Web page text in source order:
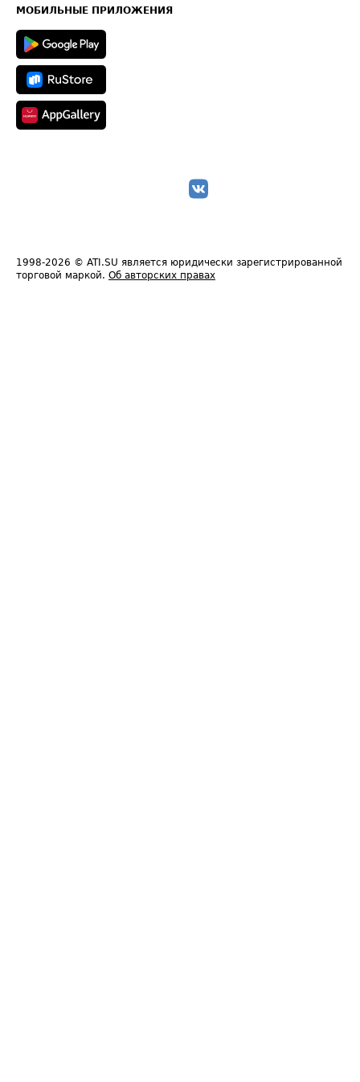
Техническая информация
МОБИЛЬНЫЕ ПРИЛОЖЕНИЯ
1998-2026 © ATI.SU является юридически зарегистрированной
торговой маркой. Об авторских правах